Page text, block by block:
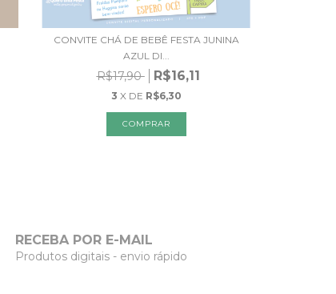
CONVITE CHÁ DE BEBÊ FESTA JUNINA
AZUL DI...
R$17,90 R$16,11
3 X DE R$6,30
RECEBA POR E-MAIL
Produtos digitais - envio rápido